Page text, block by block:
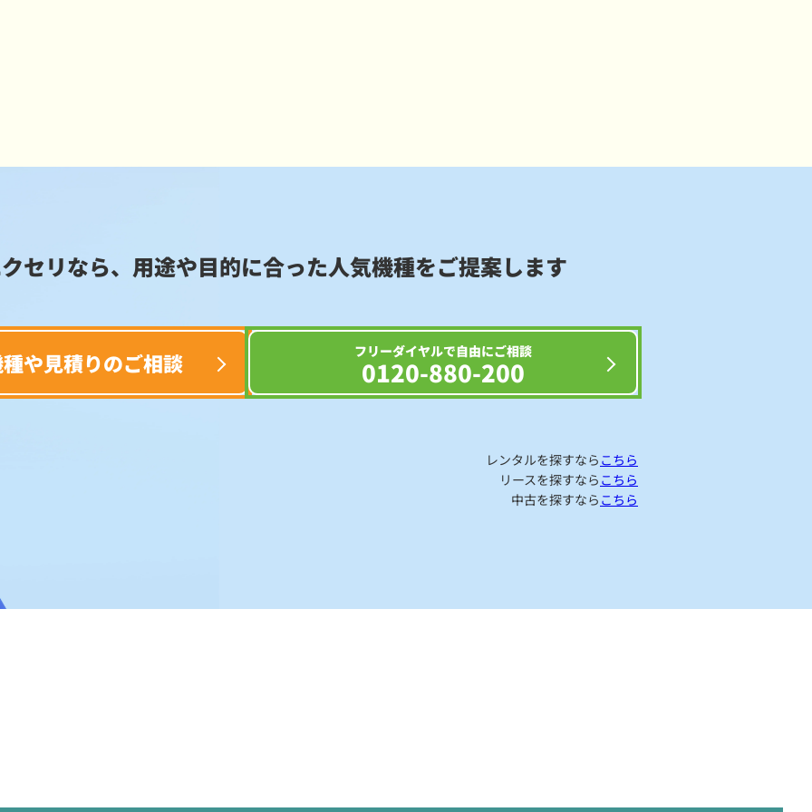
セリなら、用途や目的に合った人気機種をご提案します
や見積りのご相談 フリーダイヤルで自由にご相談
0120-880-200
レンタルを探すなら こちら
リースを探すなら こちら
中古を探すなら こちら